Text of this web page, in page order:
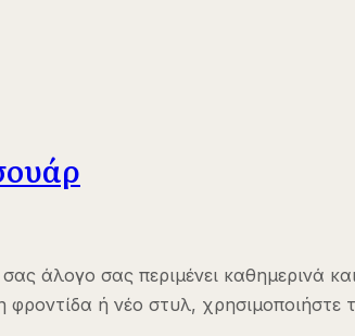
άλογο σας περιμένει καθημερινά
φροντίδα ή νέο στυλ,